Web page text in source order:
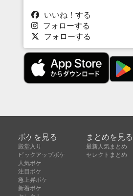
いいね！する
フォローする
フォローする
ボケを見る
殿堂入り
ピックアップボケ
人気ボケ
注目ボケ
急上昇ボケ
新着ボケ
まとめを見る
最新人気まとめ
セレクトまとめ